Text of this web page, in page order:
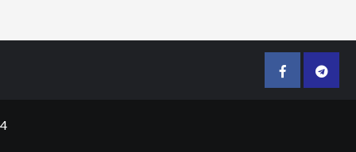
Facebook